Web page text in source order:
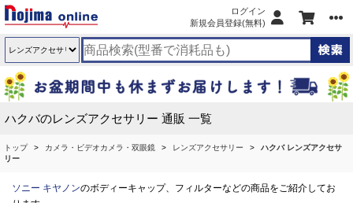
ログイン
新規会員登録(無料)
ハクバのレンズアクセサリー 通販 一覧
トップ カメラ・ビデオカメラ・双眼鏡 レンズアクセサリー
ハクバ レンズアクセサ
リー
ソニー キヤノンのボディーキャップ、フィルターなどの商品をご紹介してお